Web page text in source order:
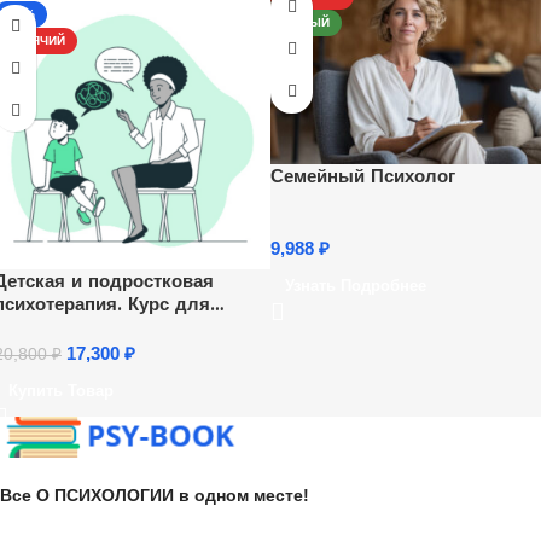
НОВЫЙ
Семейный Психолог
9,988 ₽
-17%
ГОРЯЧИЙ
и подростковая
Курс для
₽ 17,300 ₽
Все О ПСИХОЛОГИИ в одном месте!